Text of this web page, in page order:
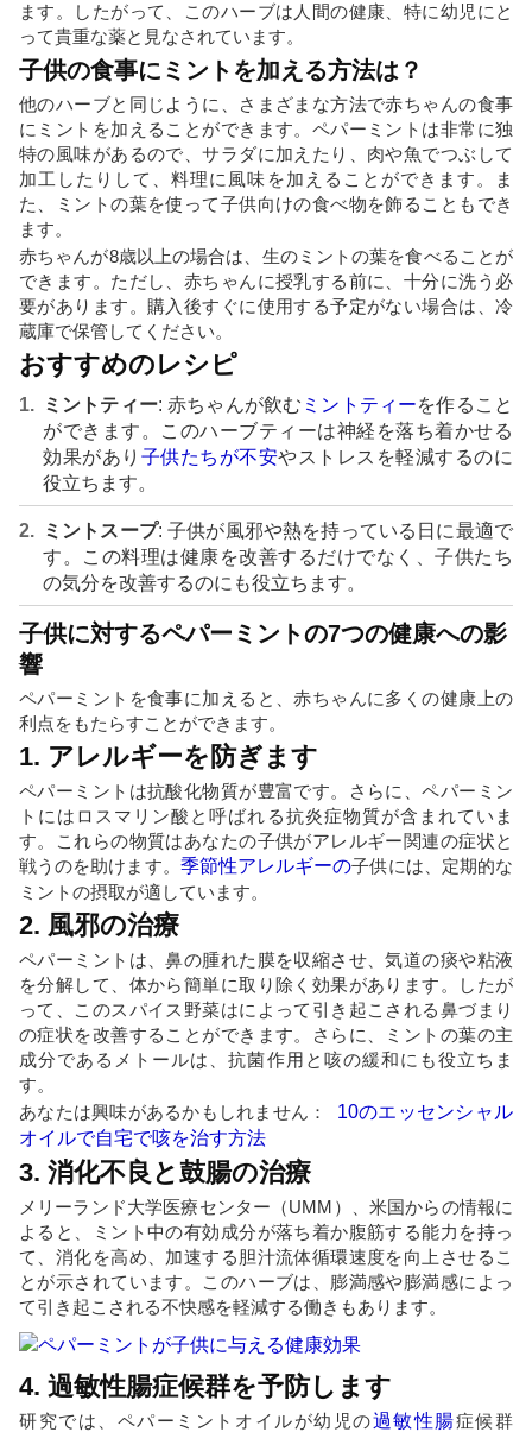
ます。したがって、このハーブは人間の健康、特に幼児にと
って貴重な薬と見なされています。
子供の食事にミントを加える方法は？
他のハーブと同じように、さまざまな方法で赤ちゃんの食事
にミントを加えることができます。ペパーミントは非常に独
特の風味があるので、サラダに加えたり、肉や魚でつぶして
加工したりして、料理に風味を加えることができます。ま
た、ミントの葉を使って子供向けの食べ物を飾ることもでき
ます。
赤ちゃんが8歳以上の場合は、生のミントの葉を食べることが
できます。ただし、赤ちゃんに授乳する前に、十分に洗う必
要があります。購入後すぐに使用する予定がない場合は、冷
蔵庫で保管してください。
おすすめのレシピ
ミントティー: 赤ちゃんが飲む ミントティーを作ること
ができます。このハーブティーは神経を落ち着かせる
効果があり 子供たちが不安やストレスを軽減するのに
役立ちます。
ミントスープ: 子供が風邪や熱を持っている日に最適で
す。この料理は健康を改善するだけでなく、子供たち
の気分を改善するのにも役立ちます。
子供に対するペパーミントの7つの健康への影
響
ペパーミントを食事に加えると、赤ちゃんに多くの健康上の
利点をもたらすことができます。
1. アレルギーを防ぎます
ペパーミントは抗酸化物質が豊富です。さらに、ペパーミン
トにはロスマリン酸と呼ばれる抗炎症物質が含まれていま
す。これらの物質はあなたの子供がアレルギー関連の症状と
戦うのを助けます。 季節性アレルギーの子供には、定期的な
ミントの摂取が適しています。
2. 風邪の治療
ペパーミントは、鼻の腫れた膜を収縮させ、気道の痰や粘液
を分解して、体から簡単に取り除く効果があります。したが
って、このスパイス野菜はによって引き起こされる鼻づまり
の症状を改善することができます。さらに、ミントの葉の主
成分であるメトールは、抗菌作用と咳の緩和にも役立ちま
す。
あなたは興味があるかもしれません： 10のエッセンシャル
オイルで自宅で咳を治す方法
3. 消化不良と鼓腸の治療
メリーランド大学医療センター（UMM）、米国からの情報に
よると、ミント中の有効成分が落ち着か腹筋する能力を持っ
て、消化を高め、加速する胆汁流体循環速度を向上させるこ
とが示されています。このハーブは、膨満感や膨満感によっ
て引き起こされる不快感を軽減する働きもあります。
4. 過敏性腸症候群を予防します
研究では、ペパーミントオイルが幼児の過敏性腸症候群